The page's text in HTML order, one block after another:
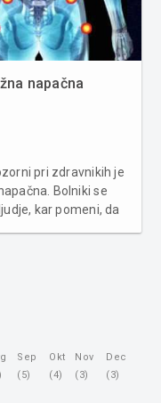
napačna
pri zdravnikih je
Bolniki se
kar pomeni, da
Sep
(5)
Okt
(4)
Nov
(3)
Dec
(3)